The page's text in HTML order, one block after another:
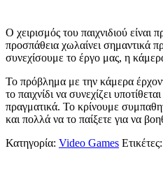
Ο χειρισμός του παιχνιδιού
προσπάθεια χωλαίνει σημαντικά
συνεχίσουμε το έργο μας, η
Το πρόβλημα με την κάμερα
το παιχνίδι να συνεχίζει
πραγματικά. Το κρίνουμε
και πολλά να το παίξετε για να
Κατηγορία: Video Games Ετικέτες: